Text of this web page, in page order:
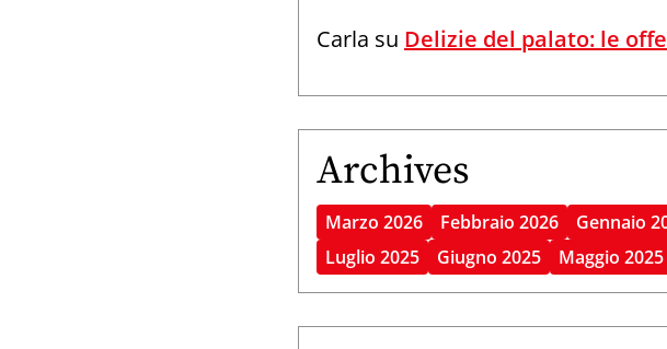
Carla su Delizie del palato: le
Archives
Marzo 2026 Febbraio 2026 Gennaio
Luglio 2025
Giugno 2025 Maggio 2025